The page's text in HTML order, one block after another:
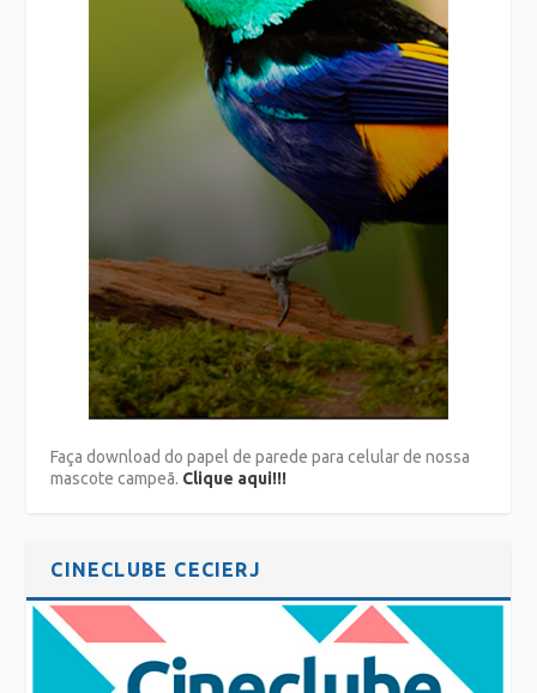
Faça download do papel de parede para celular de nossa
mascote campeã. Clique aqui!!!
CINECLUBE CECIERJ